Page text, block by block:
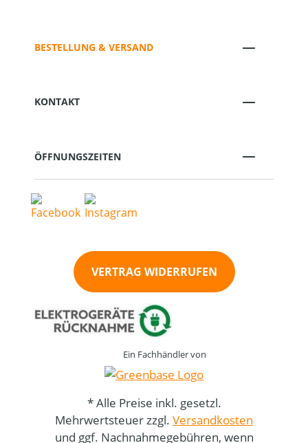
BESTELLUNG & VERSAND
KONTAKT
ÖFFNUNGSZEITEN
VERTRAG WIDERRUFEN
Ein Fachhändler von
* Alle Preise inkl. gesetzl.
Mehrwertsteuer zzgl. Versandkosten
und ggf. Nachnahmegebühren, wenn